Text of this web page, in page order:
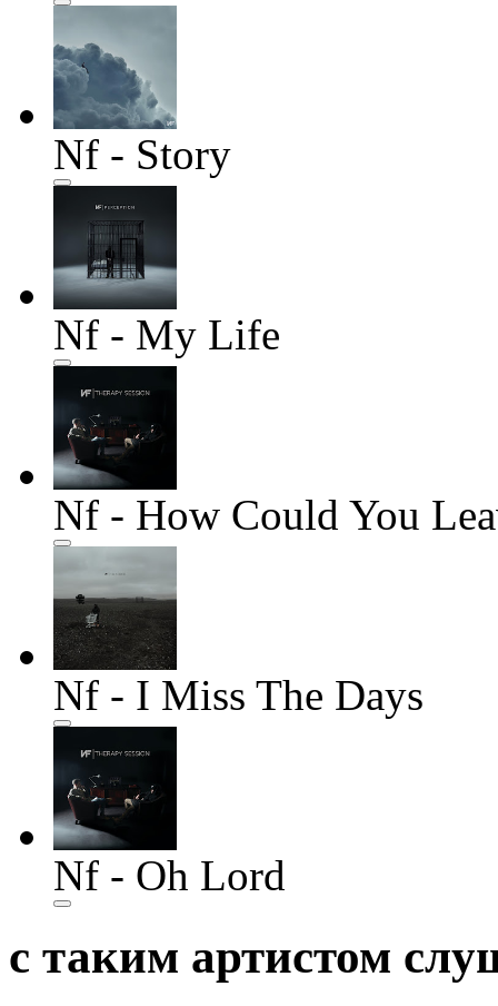
Nf - Story
Nf - My Life
Nf - How Could You
Nf - I Miss The Days
Nf - Oh Lord
с таким артистом